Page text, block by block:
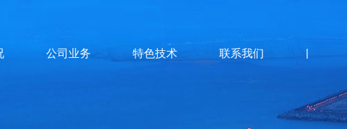
公司业务 特色技术 联系我们 |